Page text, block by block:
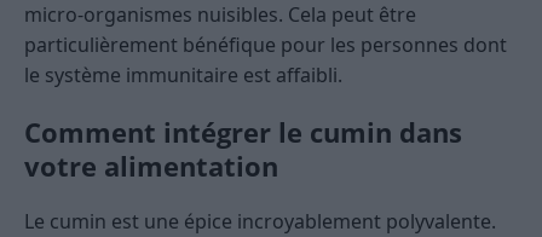
micro-organismes nuisibles. Cela peut être
particulièrement bénéfique pour les personnes dont
le système immunitaire est affaibli.
Comment intégrer le cumin dans
votre alimentation
Le cumin est une épice incroyablement polyvalente.